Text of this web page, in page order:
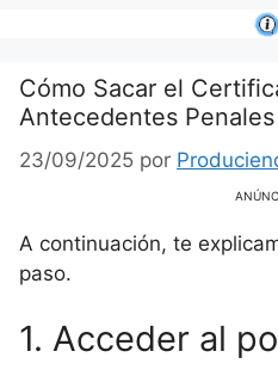
contenido
Cómo Sacar el
Antecedentes
23/09/2025 por
A continuación, te
paso.
1. Acceder al